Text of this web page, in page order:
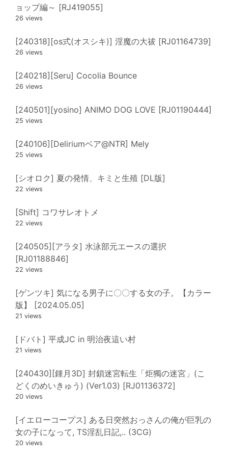
ョップ編～ [RJ419055]
26 views
[240318][os式(オスシキ)] 淫魔の大祓 [RJ01164739]
26 views
[240218][Seru] Cocolia Bounce
26 views
[240501][yosino] ANIMO DOG LOVE [RJ01190444]
25 views
[240106][Deliriumベア@NTR] Mely
25 views
[シオロク] 夏の発情、キミと生殖 [DL版]
22 views
[Shift] コワサレオトメ
22 views
[240505][アラタ] 水泳部元エースの選択
[RJ01188846]
22 views
[ゲンツキ] 気になる男子に〇〇する女の子。【カラー
版】 [2024.05.05]
21 views
[ドバト] 平成JC in 明治夜這い村
21 views
[240430][鍾月3D] 封鎖迷宮転生「炬獨の迷宮」(こ
どくのめいきゅう) (Ver1.03) [RJ01136372]
20 views
[イエローコープス] ある日突然おっさんの俺が巨乳の
女の子になって, TS淫乱日記,.. (3CG)
20 views